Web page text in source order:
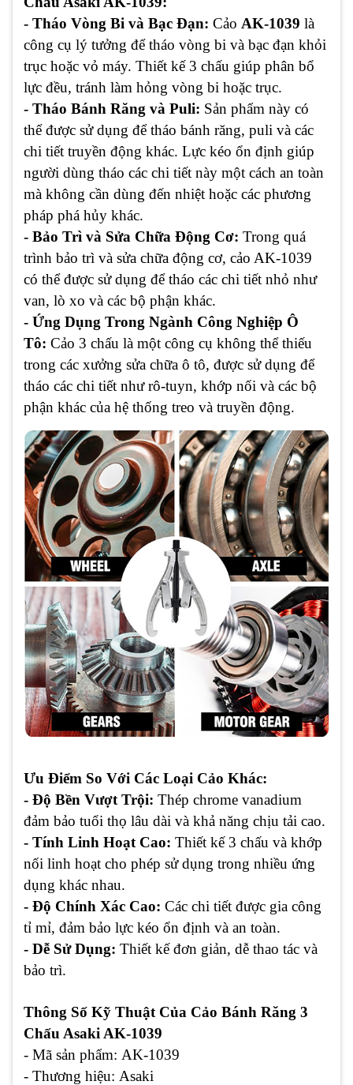
- Tháo Vòng Bi và Bạc Đạn: Cảo AK-1039 là
công cụ lý tưởng để tháo vòng bi và bạc đạn khỏi
trục hoặc vỏ máy. Thiết kế 3 chấu giúp phân bổ
lực đều, tránh làm hỏng vòng bi hoặc trục.
- Tháo Bánh Răng và Puli: Sản phẩm này có
thể được sử dụng để tháo bánh răng, puli và các
chi tiết truyền động khác. Lực kéo ổn định giúp
người dùng tháo các chi tiết này một cách an toàn
mà không cần dùng đến nhiệt hoặc các phương
pháp phá hủy khác.
- Bảo Trì và Sửa Chữa Động Cơ: Trong quá
trình bảo trì và sửa chữa động cơ, cảo AK-1039
có thể được sử dụng để tháo các chi tiết nhỏ như
van, lò xo và các bộ phận khác.
- Ứng Dụng Trong Ngành Công Nghiệp Ô
Tô: Cảo 3 chấu là một công cụ không thể thiếu
trong các xưởng sửa chữa ô tô, được sử dụng để
tháo các chi tiết như rô-tuyn, khớp nối và các bộ
phận khác của hệ thống treo và truyền động.
Ưu Điểm So Với Các Loại Cảo Khác:
- Độ Bền Vượt Trội: Thép chrome vanadium
đảm bảo tuổi thọ lâu dài và khả năng chịu tải cao.
- Tính Linh Hoạt Cao: Thiết kế 3 chấu và khớp
nối linh hoạt cho phép sử dụng trong nhiều ứng
dụng khác nhau.
- Độ Chính Xác Cao: Các chi tiết được gia công
tỉ mỉ, đảm bảo lực kéo ổn định và an toàn.
- Dễ Sử Dụng: Thiết kế đơn giản, dễ thao tác và
bảo trì.
Thông Số Kỹ Thuật Của Cảo Bánh Răng 3
Chấu Asaki AK-1039
- Mã sản phẩm: AK-1039
- Thương hiệu: Asaki